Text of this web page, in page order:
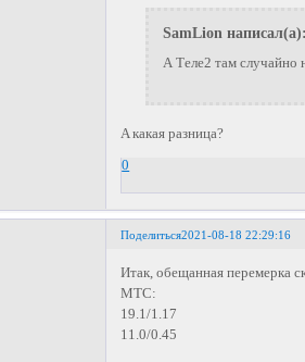
SamLion
А Теле2 там случайно
A какая разница?
0
Поделиться2021-08-18 22:29:16
Итак, обещанная перемерка
МТС:
19.1/1.17
11.0/0.45